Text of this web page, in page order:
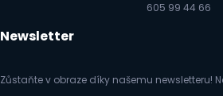
605 99 44 66
Newsletter
Zůstaňte v obraze díky našemu newsletteru!